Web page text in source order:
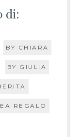
di:
BY CHIARA
BY GIULIA
REGALO